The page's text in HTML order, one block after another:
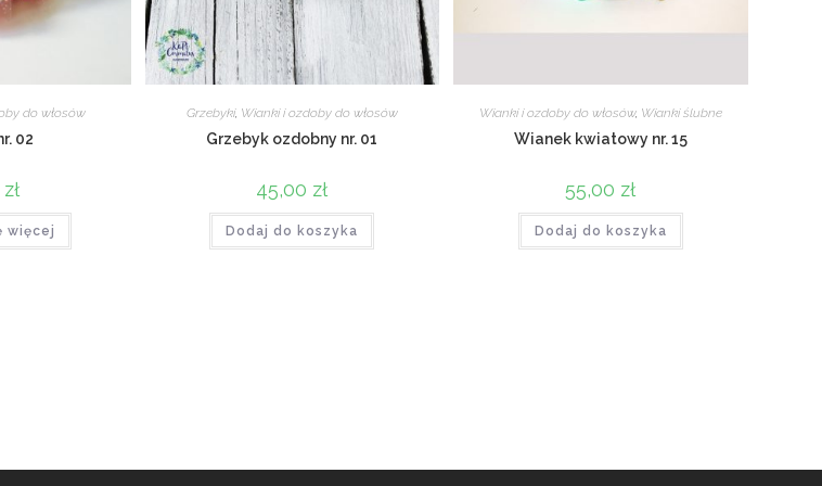
do włosów
02
zł
więcej
Grzebyki, Wianki i ozdoby do włosów
Grzebyk ozdobny nr. 01
45,00 zł
Dodaj do koszyka
Wianki i ozdoby do włosów, Wianki ślubne
Wianek kwiatowy nr. 15
55,00 zł
Dodaj do koszyka